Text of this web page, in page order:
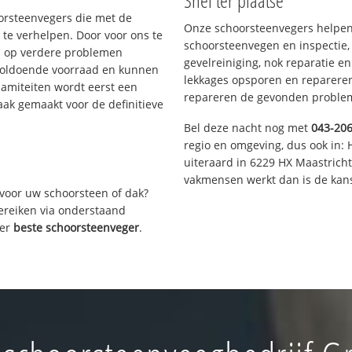
die met de
verhelpen. Door voor ons te
op verdere problemen
voorraad en kunnen
wordt eerst een
gemaakt voor de definitieve
uw schoorsteen of dak?
via onderstaand
beste schoorsteenveger.
Onze schoorsteenvegers
schoorsteenvegen en
gevelreiniging, nok reparatie
lekkages opsporen en
repareren de gevonden
Bel deze nacht nog met 043-
regio en omgeving, dus ook in:
uiteraard in 6229 HX
vakmensen werkt dan is de